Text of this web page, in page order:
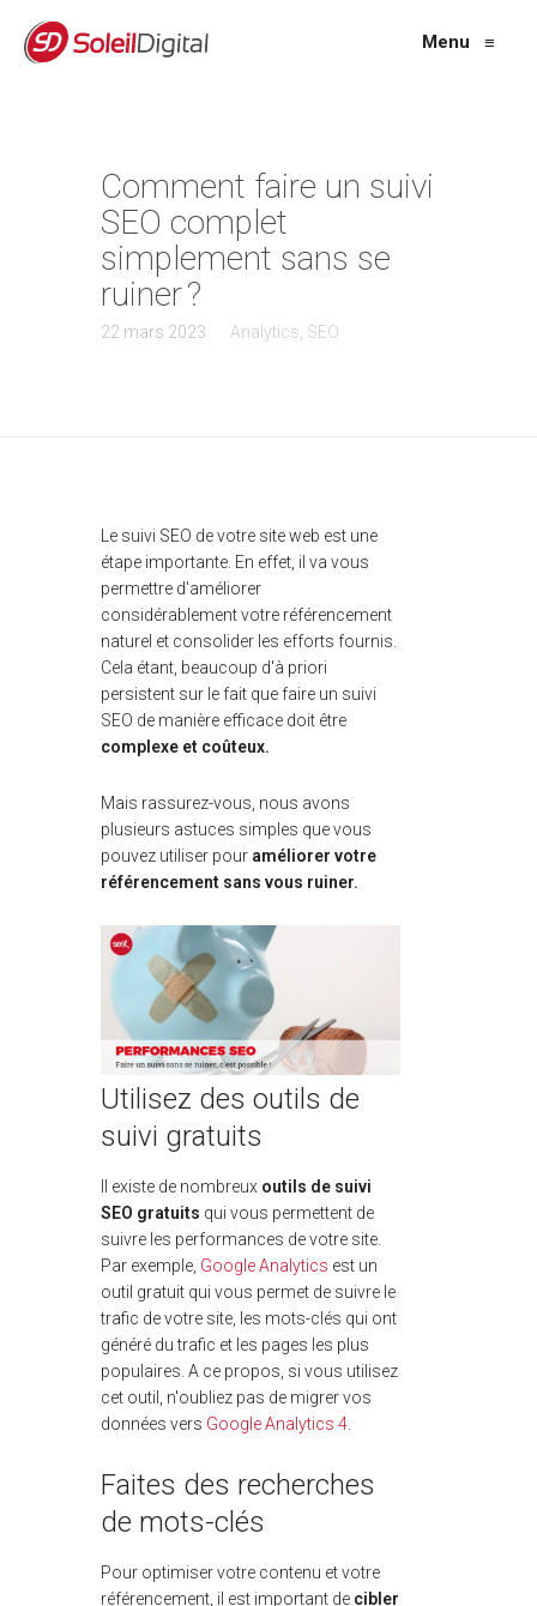
Menu ≡
Comment faire un suivi
SEO complet
simplement sans se
ruiner ?
22 mars 2023 Analytics SEO
Le suivi SEO de votre site web est une
étape importante. En effet, il va vous
permettre d'améliorer
considérablement votre référencement
naturel et consolider les efforts fournis.
Cela étant, beaucoup d'à priori
persistent sur le fait que faire un suivi
SEO de manière efficace doit être
complexe et coûteux.
Mais rassurez-vous, nous avons
plusieurs astuces simples que vous
pouvez utiliser pour améliorer votre
référencement sans vous ruiner.
Utilisez des outils de
suivi gratuits
Il existe de nombreux outils de suivi
SEO gratuits qui vous permettent de
suivre les performances de votre site.
Par exemple, Google Analytics est un
outil gratuit qui vous permet de suivre le
trafic de votre site, les mots-clés qui ont
généré du trafic et les pages les plus
populaires. A ce propos, si vous utilisez
cet outil, n'oubliez pas de migrer vos
données vers Google Analytics 4
Faites des recherches
de mots-clés
Pour optimiser votre contenu et votre
référencement, il est important de cibler